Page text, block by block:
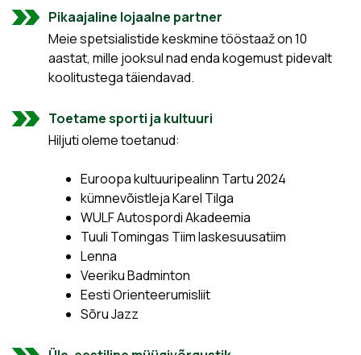
Pikaajaline lojaalne partner
Meie spetsialistide keskmine tööstaaž on 10
aastat, mille jooksul nad enda kogemust pidevalt
koolitustega täiendavad.
Toetame sporti ja kultuuri
Hiljuti oleme toetanud:
Euroopa kultuuripealinn Tartu 2024
kümnevõistleja Karel Tilga
WULF Autospordi Akadeemia
Tuuli Tomingas Tiim laskesuusatiim
Lenna
Veeriku Badminton
Eesti Orienteerumisliit
Sõru Jazz